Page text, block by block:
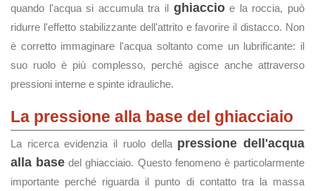
quando l'acqua si accumula tra il ghiaccioe la roccia, può
ridurre l'effetto stabilizzante dell'attrito e favorire il distacco. Non
è corretto immaginare l'acqua soltanto come un lubrificante: il
suo ruolo è più complesso, perché agisce anche attraverso
pressioni interne e spinte idrauliche.
La pressione alla base del ghiacciaio
La ricerca evidenzia il ruolo della pressione dell'acqua
alla base del ghiacciaio. Questo fenomeno è particolarmente
importante perché riguarda il punto di contatto tra la massa